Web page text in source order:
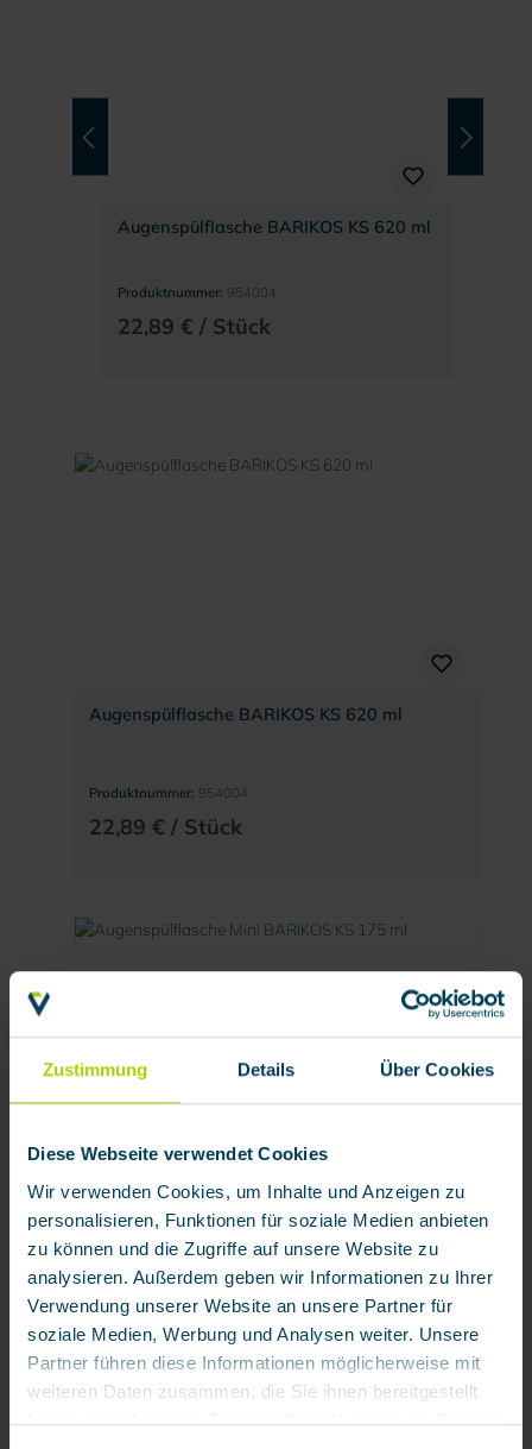
Zustimmung Details Über Cookies
Diese Webseite verwendet Cookies
Wir verwenden Cookies, um Inhalte und Anzeigen zu
personalisieren, Funktionen für soziale Medien anbieten
zu können und die Zugriffe auf unsere Website zu
analysieren. Außerdem geben wir Informationen zu Ihrer
Verwendung unserer Website an unsere Partner für
soziale Medien, Werbung und Analysen weiter. Unsere
Partner führen diese Informationen möglicherweise mit
weiteren Daten zusammen, die Sie ihnen bereitgestellt
haben oder die sie im Rahmen Ihrer Nutzung der Dienste
Augenspülflasche BARIKOS KS 620 ml
Produktnummer: 954004
22,89 € / Stück
Augenspülflasche BARIKOS KS 620 ml
Produktnummer: 954004
22,89 € / Stück
Produktnummer:954005
17,27 € / Stück